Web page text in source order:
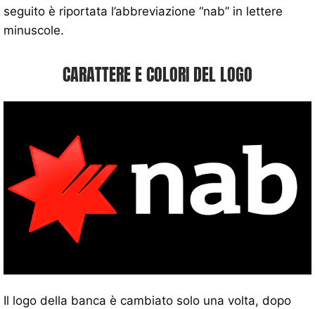
seguito è riportata l’abbreviazione “nab” in lettere
minuscole.
CARATTERE E COLORI DEL LOGO
Il logo della banca è cambiato solo una volta, dopo